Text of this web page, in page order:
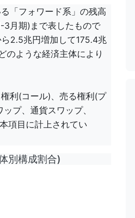
「フォワード系」の残高
月期)まで表したもので
2.5兆円増加して175.4兆
のような経済主体により
利(コール)、売る権利(プ
プ、通貨スワップ、
項目に計上されてい
別構成割合)